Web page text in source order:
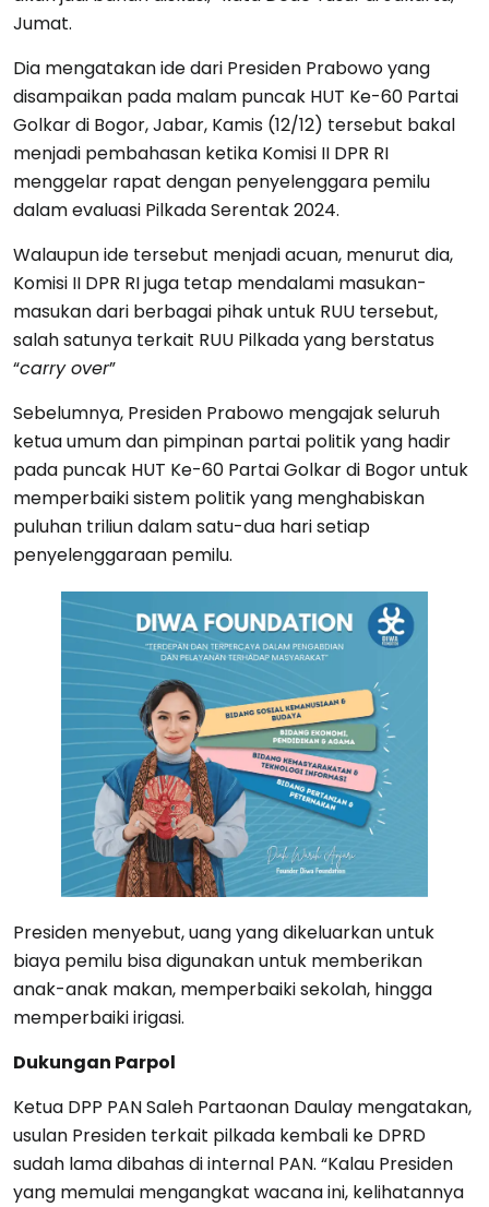
Jumat.
Dia mengatakan ide dari Presiden Prabowo yang
disampaikan pada malam puncak HUT Ke-60 Partai
Golkar di Bogor, Jabar, Kamis (12/12) tersebut bakal
menjadi pembahasan ketika Komisi II DPR RI
menggelar rapat dengan penyelenggara pemilu
dalam evaluasi Pilkada Serentak 2024.
Walaupun ide tersebut menjadi acuan, menurut dia,
Komisi II DPR RI juga tetap mendalami masukan-
masukan dari berbagai pihak untuk RUU tersebut,
salah satunya terkait RUU Pilkada yang berstatus
“carry over”
Sebelumnya, Presiden Prabowo mengajak seluruh
ketua umum dan pimpinan partai politik yang hadir
pada puncak HUT Ke-60 Partai Golkar di Bogor untuk
memperbaiki sistem politik yang menghabiskan
puluhan triliun dalam satu-dua hari setiap
penyelenggaraan pemilu.
Presiden menyebut, uang yang dikeluarkan untuk
biaya pemilu bisa digunakan untuk memberikan
anak-anak makan, memperbaiki sekolah, hingga
memperbaiki irigasi.
Dukungan Parpol
Ketua DPP PAN Saleh Partaonan Daulay mengatakan,
usulan Presiden terkait pilkada kembali ke DPRD
sudah lama dibahas di internal PAN. “Kalau Presiden
yang memulai mengangkat wacana ini, kelihatannya